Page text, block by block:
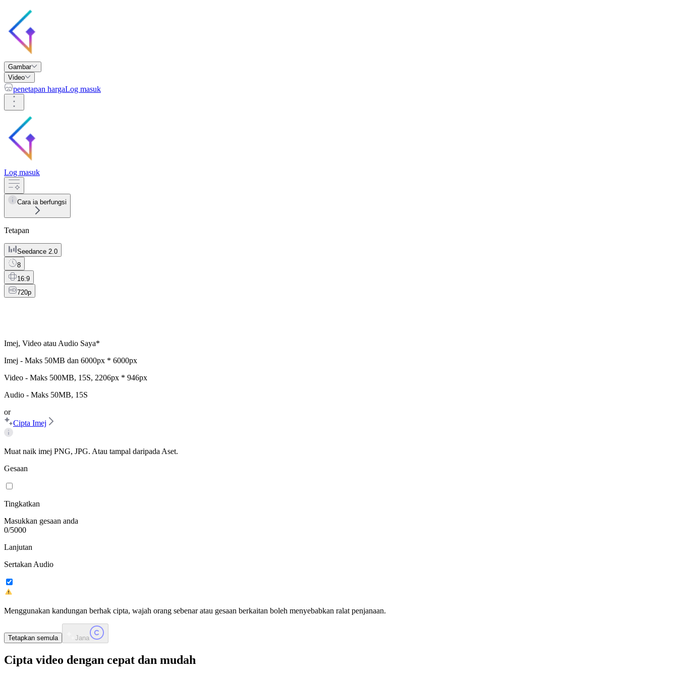
Gambar
Video
penetapan hargaLog masuk
Log masuk
Cara ia berfungsi
Tetapan
Seedance 2.0
8
16:9
720p
Imej, Video atau Audio Saya*
Imej - Maks 50MB dan 6000px * 6000px
Video - Maks 500MB, 15S, 2206px * 946px
Audio - Maks 50MB, 15S
or
Cipta Imej
Muat naik imej PNG, JPG. Atau tampal daripada Aset.
Gesaan
Tingkatkan
Masukkan gesaan anda
0/5000
Lanjutan
Sertakan Audio
Menggunakan kandungan berhak cipta, wajah orang sebenar atau gesaan berkaitan boleh menyebabkan ralat penjanaan.
Tetapkan semula Jana
Cipta video dengan cepat dan mudah